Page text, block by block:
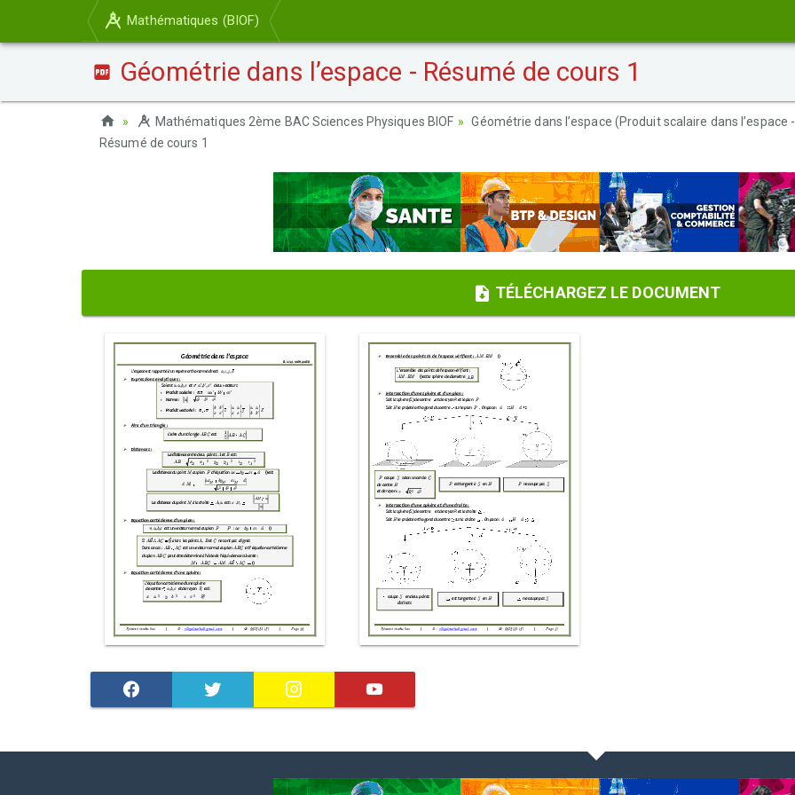
Mathématiques (BIOF)
Géométrie dans l’espace - Résumé de cours 1
Mathématiques 2ème BAC Sciences Physiques BIOF Géométrie dans l’espace (Produit scalaire dans l’espace
Résumé de cours 1
TÉLÉCHARGEZ LE DOCUMENT